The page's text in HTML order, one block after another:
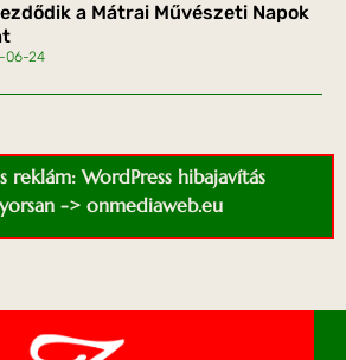
a Mátrai Művészeti Napok
06-24
reklám: WordPress hibajavítás
-> onmediaweb.eu